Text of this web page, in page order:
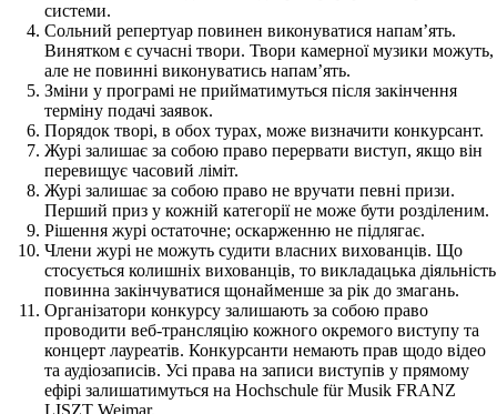
системи.
Сольний репертуар повинен виконуватися напам’ять.
Винятком є сучасні твори. Твори камерної музики можуть,
але не повинні виконуватись напам’ять.
Зміни у програмі не прийматимуться після закінчення
терміну подачі заявок.
Порядок творі, в обох турах, може визначити конкурсант.
Журі залишає за собою право перервати виступ, якщо він
перевищує часовий ліміт.
Журі залишає за собою право не вручати певні призи.
Перший приз у кожній категорії не може бути розділеним.
Рішення журі остаточне; оскарженню не підлягає.
Члени журі не можуть судити власних вихованців. Що
стосується колишніх вихованців, то викладацька діяльність
повинна закінчуватися щонайменше за рік до змагань.
Організатори конкурсу залишають за собою право
проводити веб-трансляцію кожного окремого виступу та
концерт лауреатів. Конкурсанти немають прав щодо відео
та аудіозаписів. Усі права на записи виступів у прямому
ефірі залишатимуться на Hochschule für Musik FRANZ
LISZT Weimar.